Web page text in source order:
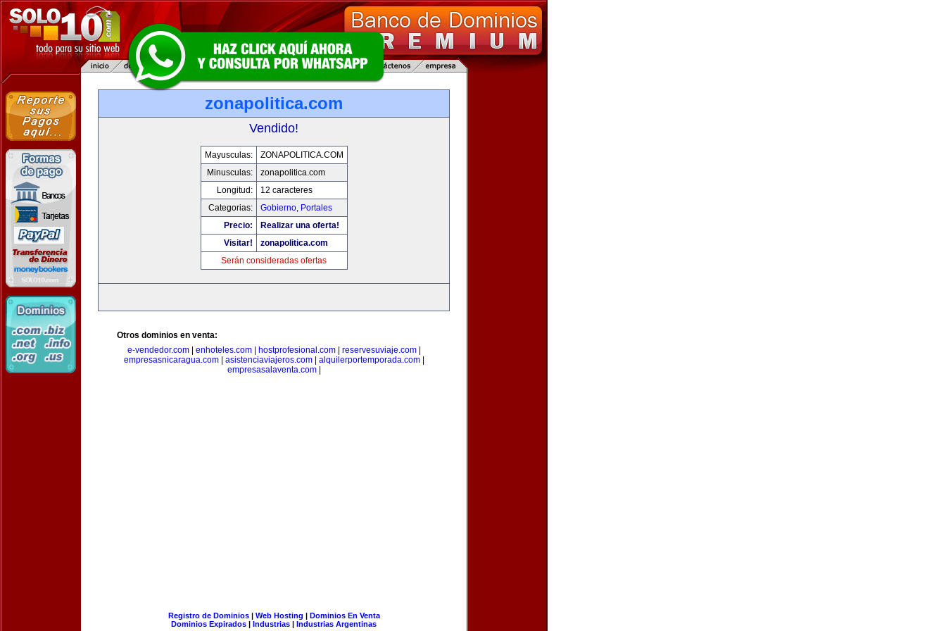
zonapolitica.com
Vendido!
Mayusculas:
ZONAPOLITICA.COM
Minusculas:
zonapolitica.com
Longitud:
12 caracteres
Categorias:
Gobierno, Portales
Precio:
Realizar una oferta!
Visitar!
zonapolitica.com
Serán consideradas ofertas
Otros dominios en venta:
e-vendedor.com| enhoteles.com| hostprofesional.com| reservesuviaje.com|
empresasnicaragua.com| asistenciaviajeros.com| alquilerportemporada.com|
empresasalaventa.com|
Registro de Dominios| Web Hosting | Dominios En Venta
Dominios Expirados | Industrias | Industrias Argentinas